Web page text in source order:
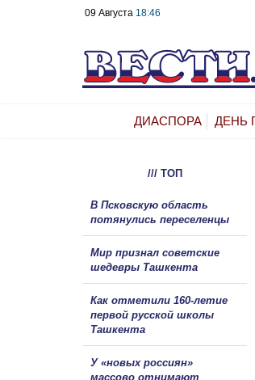
09 Августа 18:46
ДИАСПОРА ДЕНЬ
/// ТОП
В Псковскую область
потянулись переселенцы
Мир признал советские
шедевры Ташкента
Как отметили 160-летие
первой русской школы
Ташкента
У «новых россиян»
массово отнимают